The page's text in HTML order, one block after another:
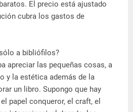
El precio está ajustado
cubra los gastos de
a bibliófilos?
apreciar las pequeñas cosas, a
y la estética además de la
un libro. Supongo que hay
papel conqueror, el craft, el